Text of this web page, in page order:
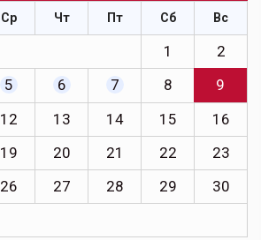
Ср Чт Пт Сб Вс
1
2
5 6 7 8
9
12 13 14 15
16
19 20 21 22
23
26 27 28 29
30